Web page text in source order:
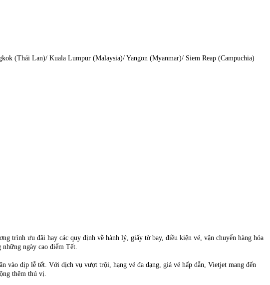
(Thái Lan)/ Kuala Lumpur (Malaysia)/ Yangon (Myanmar)/ Siem Reap (Campuchia)
trình ưu đãi hay các quy định về hành lý, giấy tờ bay, điều kiện vé, vận chuyển hàng hóa
ngày cao điểm Tết.
vào dịp lễ tết. Với dịch vụ vượt trội, hạng vé đa dạng, giá vé hấp dẫn, Vietjet mang đến
thêm thú vị.